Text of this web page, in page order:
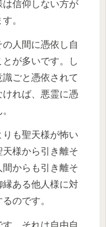
信仰しない方が
。
人間に憑依し自
が多いです。し
ごと憑依されて
れば、悪霊に憑
も聖天様が怖い
様から引き離そ
からも引き離そ
縁ある他人様に対
のです。
。それは自由自